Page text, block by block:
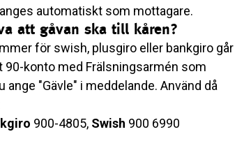
automatiskt som mottagare.
att gåvan ska till kåren?
för swish, plusgiro eller bankgiro går
90-konto med Frälsningsarmén som
ange "Gävle" i meddelande. Använd då
900-4805, Swish 900 6990